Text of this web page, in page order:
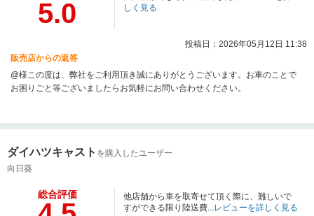
5.0
しく見る
投稿日：2026年05月12日 11:38
販売店からの返答
@様この度は、弊社をご利用頂き誠にありがとうございます。お車のことで
お困りごと等ございましたらお気軽にお問い合わせください。
ダイハツキャスト を購入したユーザー
向日葵
総合評価
他店舗から車を取寄せて頂く際に、難しいで
すができる限り陸送費...レビューを詳しく見る